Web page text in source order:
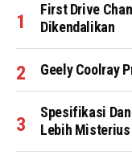
First Drive
Dikendalikan
Geely Coolray
Spesifikasi Dan
Lebih Misterius